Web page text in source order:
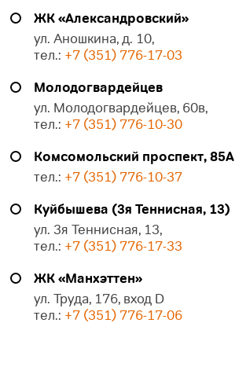
ЖК «Александровский»
ул. Аношкина, д. 10,
тел.: +7 (351) 776-17-03
Молодогвардейцев
ул. Молодогвардейцев, 60в,
тел.: +7 (351) 776-10-30
Комсомольский проспект, 85А
тел.: +7 (351) 776-10-37
Куйбышева (3я Теннисная, 13)
ул. 3я Теннисная, 13,
тел.: +7 (351) 776-17-33
ЖК «Манхэттен»
ул. Труда, 176, вход D
тел.: +7 (351) 776-17-06